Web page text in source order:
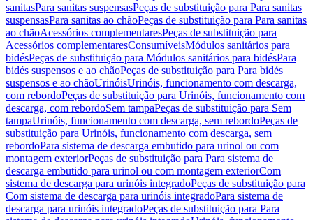
sanitasPara sanitas suspensasPeças de substituição para Para sanitas
suspensasPara sanitas ao chãoPeças de substituição para Para sanitas
ao chãoAcessórios complementaresPeças de substituição para
Acessórios complementaresConsumíveisMódulos sanitários para
bidésPeças de substituição para Módulos sanitários para bidésPara
bidés suspensos e ao chãoPeças de substituição para Para bidés
suspensos e ao chãoUrinóisUrinóis, funcionamento com descarga,
com rebordoPeças de substituição para Urinóis, funcionamento com
descarga, com rebordoSem tampaPeças de substituição para Sem
tampaUrinóis, funcionamento com descarga, sem rebordoPeças de
substituição para Urinóis, funcionamento com descarga, sem
rebordoPara sistema de descarga embutido para urinol ou com
montagem exteriorPeças de substituição para Para sistema de
descarga embutido para urinol ou com montagem exteriorCom
sistema de descarga para urinóis integradoPeças de substituição para
Com sistema de descarga para urinóis integradoPara sistema de
descarga para urinóis integradoPeças de substituição para Para